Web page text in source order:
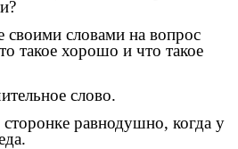
своими словами на вопрос
такое хорошо и что такое
слово.
равнодушно, когда у
то беда.